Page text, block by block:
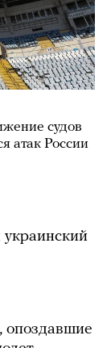
судов
атак России
опоздавшие